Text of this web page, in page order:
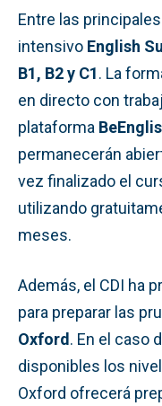
Entre las
intensivo English
B1, B2 y C1. La
en directo con
plataforma
permanecerán
vez finalizado el
utilizando
meses.
Además, el CDI ha
para preparar las
Oxford. En el caso
disponibles los
Oxford ofrecerá